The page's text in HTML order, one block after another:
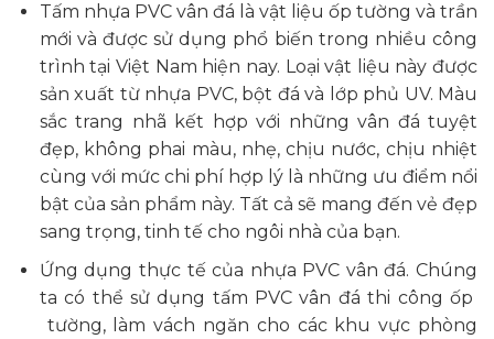
Tấm nhựa PVC vân đá là vật liệu ốp tường và trần
mới và được sử dụng phổ biến trong nhiều công
trình tại Việt Nam hiện nay. Loại vật liệu này được
sản xuất từ nhựa PVC, bột đá và lớp phủ UV. Màu
sắc trang nhã kết hợp với những vân đá tuyệt
đẹp, không phai màu, nhẹ, chịu nước, chịu nhiệt
cùng với mức chi phí hợp lý là những ưu điểm nổi
bật của sản phẩm này. Tất cả sẽ mang đến vẻ đẹp
sang trọng, tinh tế cho ngôi nhà của bạn.
Ứng dụng thực tế của nhựa PVC vân đá. Chúng
ta có thể sử dụng tấm PVC vân đá thi công ốp
tường, làm vách ngăn cho các khu vực phòng